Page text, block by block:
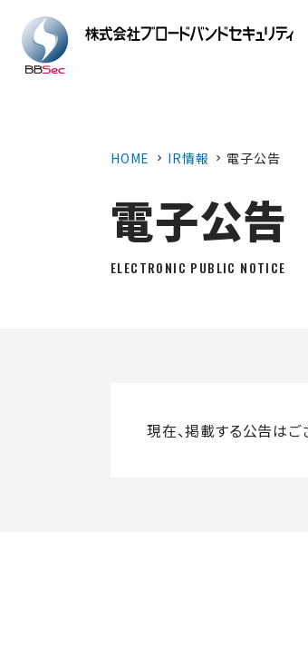
HOME IR情報 電子公告
電子公告
ELECTRONIC PUBLIC NOTICE
現在、掲載する公告はご